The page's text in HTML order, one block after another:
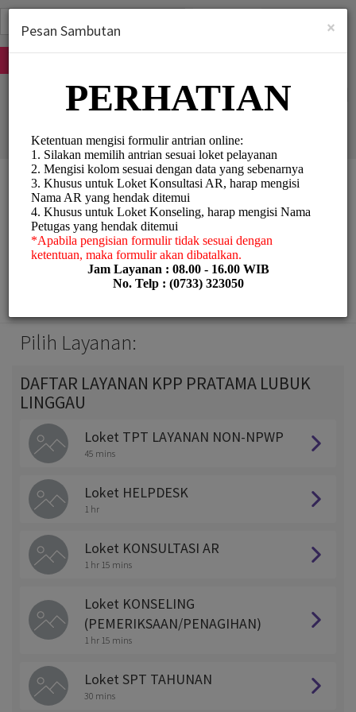
KPP Pratama Lubuk
Linggau
Personal Meetings and
Pilih Layanan:
DAFTAR LAYANAN KPP PRATAMA LUBUK
LINGGAU
Loket TPT LAYANAN NON-NPWP
45 mins
Loket HELPDESK
1 hr
Loket KONSULTASI AR
1 hr 15 mins
Loket KONSELING
(PEMERIKSAAN/PENAGIHAN)
1 hr 15 mins
Loket SPT TAHUNAN
30 mins
×
Pesan Sambutan